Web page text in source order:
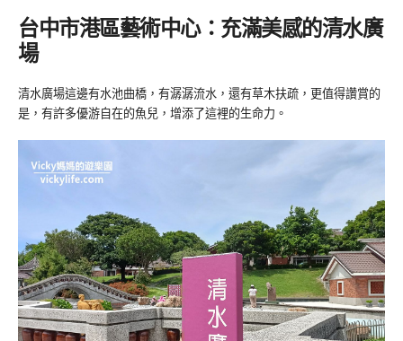
台中市港區藝術中心：充滿美感的清水廣
場
清水廣場這邊有水池曲橋，有潺潺流水，還有草木扶疏，更值得讚賞的
是，有許多優游自在的魚兒，增添了這裡的生命力。